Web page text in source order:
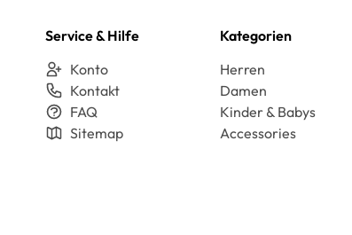
Service & Hilfe
Konto
Kontakt
FAQ
Sitemap
Kategorien
Herren
Damen
Kinder & Babys
Accessories